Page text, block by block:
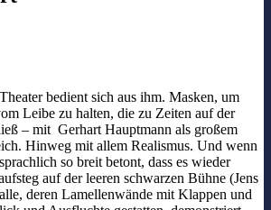
bedient sich aus ihm. Masken, um
Leibe zu halten, die zu Zeiten auf der
– mit Gerhart Hauptmann als großem
Hinweg mit allem Realismus. Und wenn
so breit betont, dass es wieder
auf der leeren schwarzen Bühne (Jens
deren Lamellenwände mit Klappen und